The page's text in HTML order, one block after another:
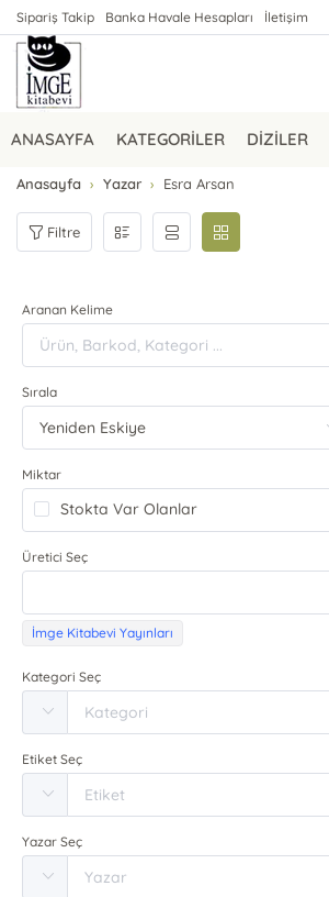
Sipariş Takip Banka Havale Hesapları İletişim
ANASAYFA KATEGORİLER DİZİLER
Anasayfa Yazar Esra Arsan
Filtre
Aranan Kelime
Sırala
Miktar
Stokta Var Olanlar
Üretici Seç
İmge Kitabevi Yayınları
Kategori Seç
Etiket Seç
Yazar Seç